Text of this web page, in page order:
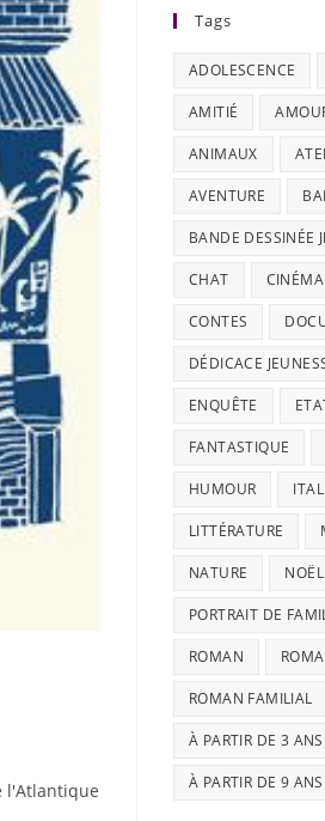
l'Atlantique
Tags
ADOLESCENCE
AMITIÉ
ANIMAUX
AVENTURE
BANDE DESSINÉE
CHAT CINÉMA
CONTES
DÉDICACE
ENQUÊTE
FANTASTIQUE
HUMOUR
LITTÉRATURE
NATURE NOËL
PORTRAIT DE
ROMAN
ROMAN FAMILIAL
À PARTIR DE 3 ANS
À PARTIR DE 9 ANS